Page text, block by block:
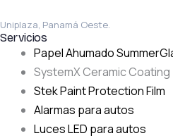
Uniplaza, Panamá Oeste.
Servicios
Papel Ahumado
SystemX Ceramic Coating
Stek Paint Protection Film
Alarmas para autos
Luces LED para autos